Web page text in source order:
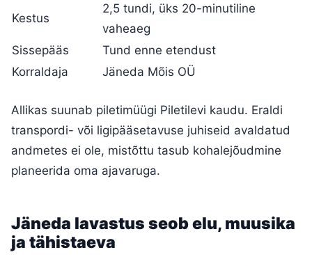
Kestus
2,5 tundi, üks 20-minutiline
vaheaeg
Sissepääs
Tund enne etendust
Korraldaja
Jäneda Mõis OÜ
Allikas suunab piletimüügi Piletilevi kaudu. Eraldi
transpordi- või ligipääsetavuse juhiseid avaldatud
andmetes ei ole, mistõttu tasub kohalejõudmine
planeerida oma ajavaruga.
Jäneda lavastus seob elu, muusika
ja tähistaeva